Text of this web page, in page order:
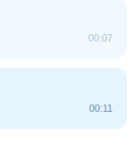
00:07
00:11